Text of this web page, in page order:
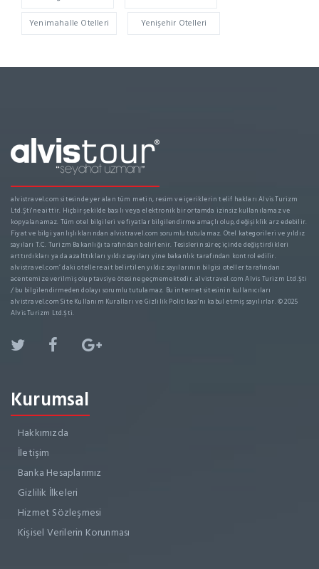
Yenimahalle Otelleri
Yenişehir Otelleri
alvistravel.com sitesinde yer alan tüm metin, resim ve içeriklerin telif hakları Alvis Turizm
Ltd.Şti'ne aittir. Hiçbir şekilde basılı veya elektronik bir ortamda izinsiz kullanılamaz ve
kopyalanamaz. Tüm otel bilgileri ve fiyatlar bilgilendirme amaçlı olup, değişiklik arz edebilir.
Fiyat ve bilgi yanlışlıklarından alvistravel.com sorumlu tutulamaz. Otel kategorileri ve yıldız
sayıları T.C. Turizm Bakanlığı tarafından belirlenir. Tesislerin süreç içinde değiştirdikleri
arttırdıkları ya da azalttıkları yıldız sayıları yine bakanlık tarafından kontrol edilir.
alvistravel.com’ daki otellere ait belirtilen yıldız sayılarının bilgisi oteller tarafından
acentemize verilmiş olup tavsiye ötesine geçmemektedir. alvistravel.com Alvis Turizm Ltd.Şti
/ bu bilgilendirmeden dolayı sorumlu tutulamaz. Bu internet sitesinin kullanıcıları
alvistravel.com Site Kullanım Kuralları ve Gizlilik Politikası'nı kabul etmiş sayılırlar. © 2025
Alvis Turizm Ltd.Şti.
Kurumsal
Hakkımızda
İletişim
Banka Hesaplarımız
Gizlilik İlkeleri
Hizmet Sözleşmesi
Kişisel Verilerin Korunması